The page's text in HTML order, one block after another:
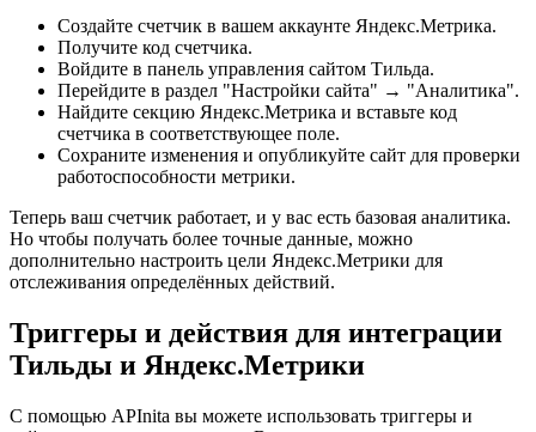
Создайте счетчик в вашем аккаунте Яндекс.Метрика.
Получите код счетчика.
Войдите в панель управления сайтом Тильда.
Перейдите в раздел "Настройки сайта" → "Аналитика".
Найдите секцию Яндекс.Метрика и вставьте код
счетчика в соответствующее поле.
Сохраните изменения и опубликуйте сайт для проверки
работоспособности метрики.
Теперь ваш счетчик работает, и у вас есть базовая аналитика.
Но чтобы получать более точные данные, можно
дополнительно настроить цели Яндекс.Метрики для
отслеживания определённых действий.
Триггеры и действия для интеграции
Тильды и Яндекс.Метрики
С помощью APInita вы можете использовать триггеры и